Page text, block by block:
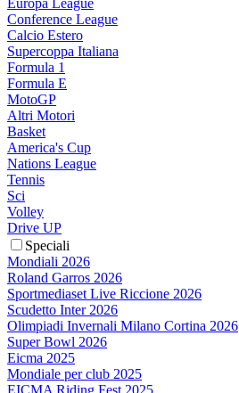
Europa League
Conference League
Calcio Estero
Supercoppa Italiana
Formula 1
Formula E
MotoGP
Altri Motori
Basket
America's Cup
Nations League
Tennis
Sci
Volley
Drive UP
Speciali
Mondiali 2026
Roland Garros 2026
Sportmediaset Live Riccione 2026
Scudetto Inter 2026
Olimpiadi Invernali Milano Cortina 2026
Super Bowl 2026
Eicma 2025
Mondiale per club 2025